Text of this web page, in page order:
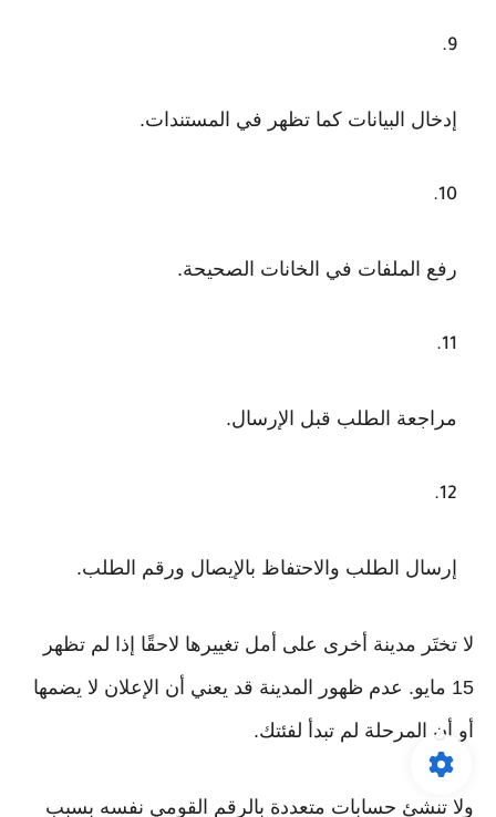
إدخال البيانات كما تظهر في المستندات.
رفع الملفات في الخانات الصحيحة.
مراجعة الطلب قبل الإرسال.
إرسال الطلب والاحتفاظ بالإيصال ورقم الطلب.
لا تختَر مدينة أخرى على أمل تغييرها لاحقًا إذا لم تظهر
15 مايو. عدم ظهور المدينة قد يعني أن الإعلان لا يضمها
أو أن المرحلة لم تبدأ لفئتك.
ولا تنشئ حسابات متعددة بالرقم القومي نفسه بسبب